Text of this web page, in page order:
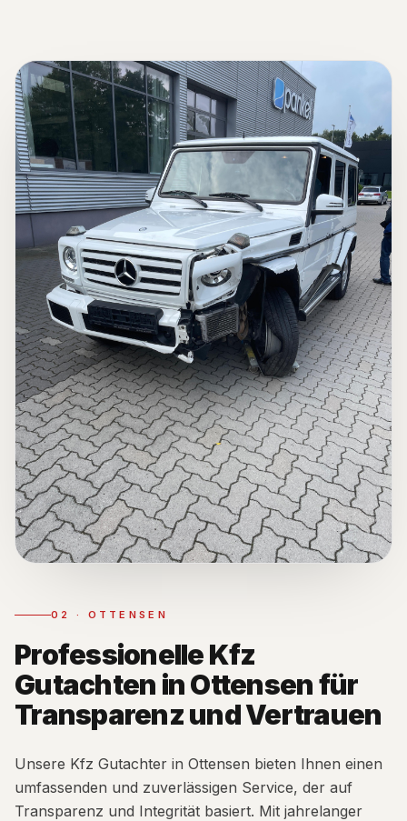
02 · OTTENSEN
Professionelle Kfz
Gutachten in Ottensen für
Transparenz und Vertrauen
Unsere Kfz Gutachter in Ottensen bieten Ihnen einen
umfassenden und zuverlässigen Service, der auf
Transparenz und Integrität basiert. Mit jahrelanger